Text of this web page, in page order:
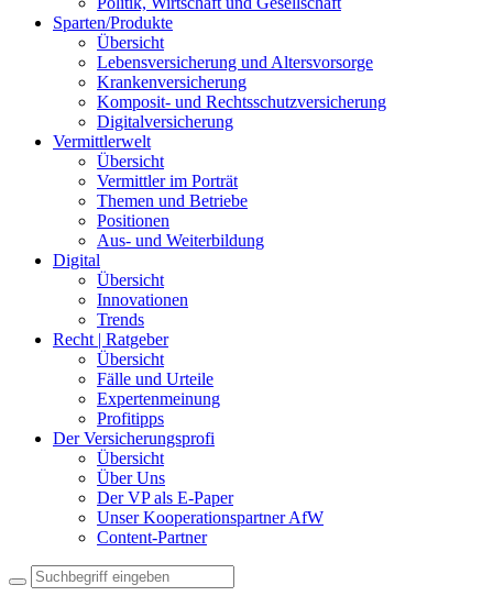
Positionen
Aus- und Weiterbildung
Digital
Übersicht
Innovationen
Trends
Recht | Ratgeber
Übersicht
Fälle und Urteile
Expertenmeinung
Profitipps
Der Versicherungsprofi
Übersicht
Über Uns
Der VP als E-Paper
Unser Kooperationspartner AfW
Content-Partner
Impressum
Datenschutz